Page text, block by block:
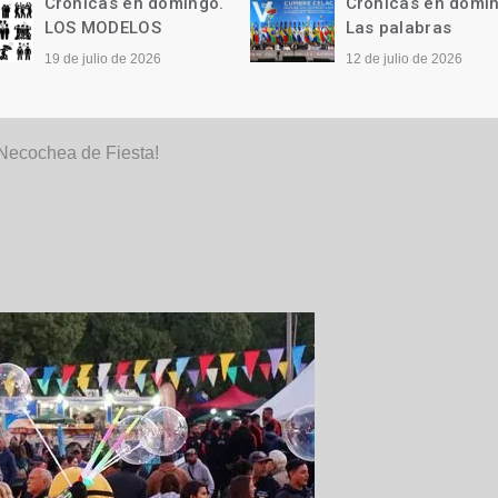
LOS MODELOS
19 de julio de 2026
Las palabras
12 de julio de 2026
de Fiesta!